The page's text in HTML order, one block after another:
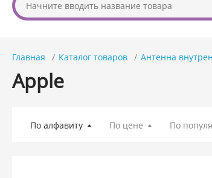
Главная Каталог товаров Антенна
Apple
По алфавиту По цене По